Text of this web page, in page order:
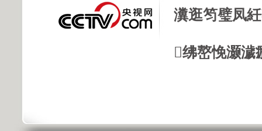
瀵逛笉璧凤
绋嶅悗灏